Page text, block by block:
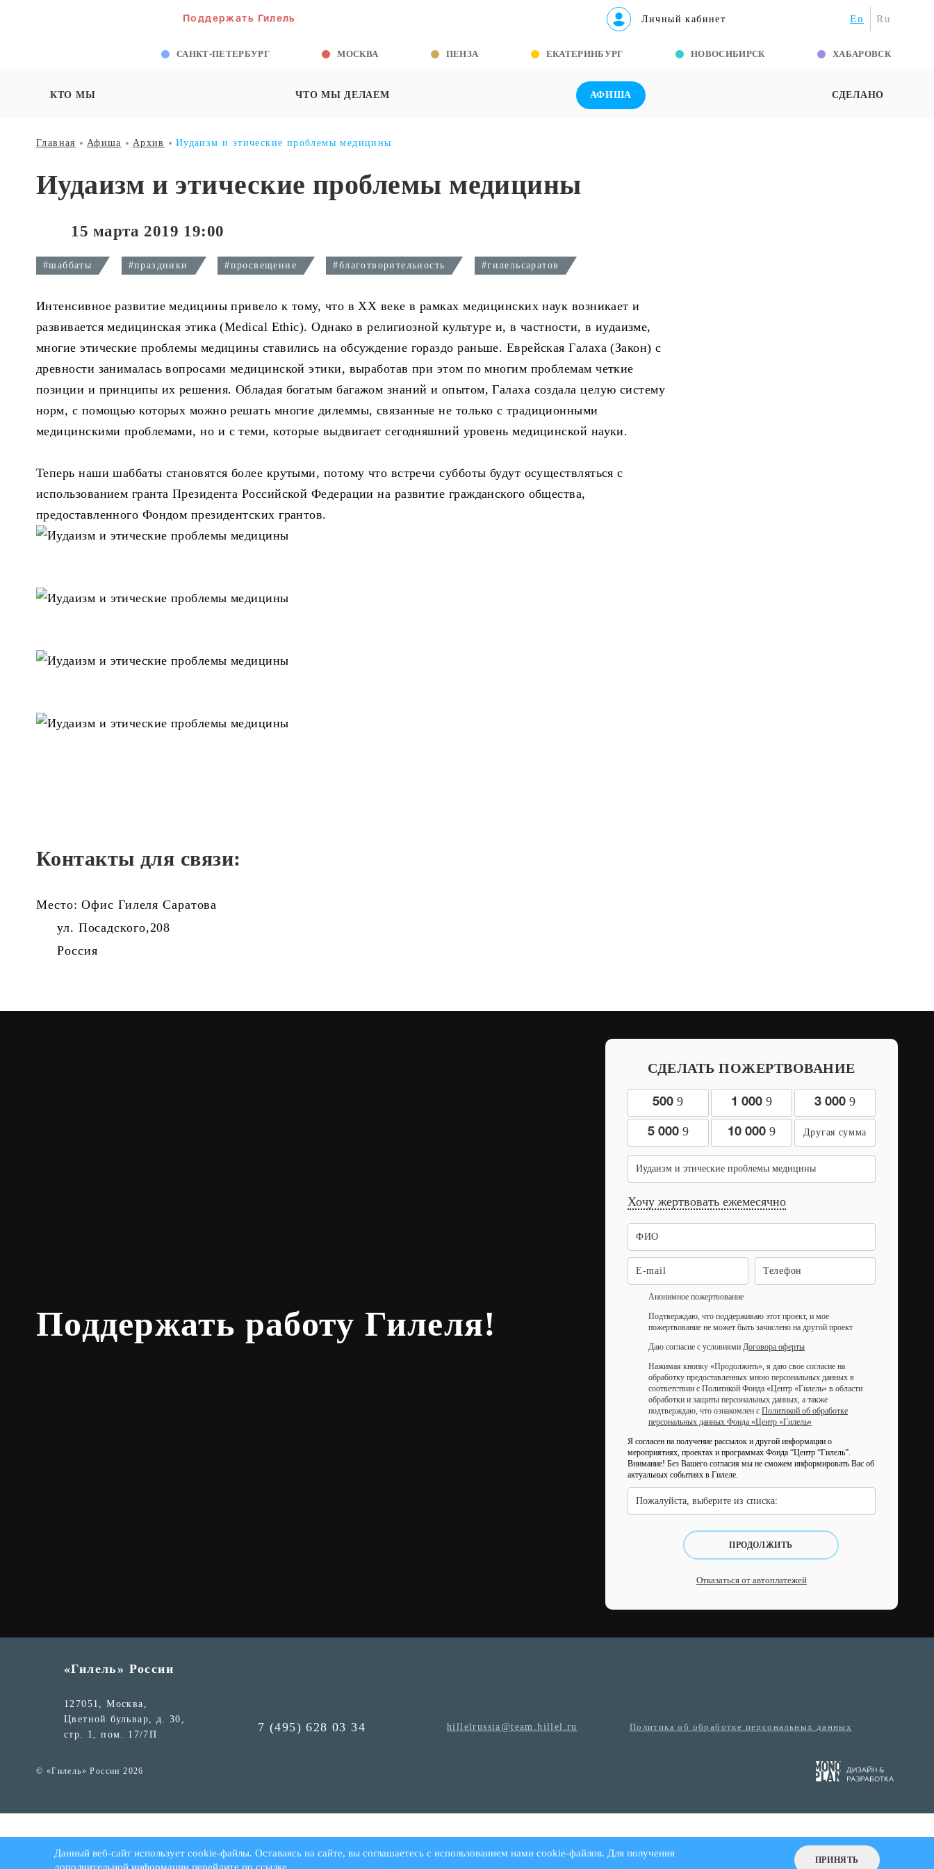
Поддержать Гилель Личный кабинет En Ru
САНКТ-ПЕТЕРБУРГ МОСКВА ПЕНЗА ЕКАТЕРИНБУРГ НОВОСИБИРСК ХАБАРОВСК
КТО МЫ ЧТО МЫ ДЕЛАЕМ АФИША СДЕЛАНО
Главная Афиша Архив Иудаизм и этические проблемы медицины
Иудаизм и этические проблемы медицины
15 марта 2019 19:00
#шаббаты #праздники #просвещение #благотворительность #гилельсаратов
Интенсивное развитие медицины привело к тому, что в ХХ веке в рамках медицинских наук возникает и
развивается медицинская этика (Medical Ethic). Однако в религиозной культуре и, в частности, в иудаизме,
многие этические проблемы медицины ставились на обсуждение гораздо раньше. Еврейская Галаха (Закон) с
древности занималась вопросами медицинской этики, выработав при этом по многим проблемам четкие
позиции и принципы их решения. Обладая богатым багажом знаний и опытом, Галаха создала целую систему
норм, с помощью которых можно решать многие дилеммы, связанные не только с традиционными
медицинскими проблемами, но и с теми, которые выдвигает сегодняшний уровень медицинской науки.
Теперь наши шаббаты становятся более крутыми, потому что встречи субботы будут осуществляться с
использованием гранта Президента Российской Федерации на развитие гражданского общества,
предоставленного Фондом президентских грантов.
Контакты для связи:
Место: Офис Гилеля Саратова
ул. Посадского,208
Россия
Поддержать работу Гилеля!
СДЕЛАТЬ ПОЖЕРТВОВАНИЕ
5009 1 000 9 3 000 9
5 000 9 10 000 9
Иудаизм и этические проблемы медицины
Хочу жертвовать ежемесячно
Анонимное пожертвование
Подтверждаю, что поддерживаю этот проект, и мое
пожертвование не может быть зачислено на другой проект
Даю согласие с условиями Договора оферты
Нажимая кнопку «Продолжить», я даю свое согласие на
обработку предоставленных мною персональных данных в
соответствии с Политикой Фонда «Центр «Гилель» в области
обработки и защиты персональных данных, а также
подтверждаю, что ознакомлен с Политикой об обработке
персональных данных Фонда «Центр «Гилель»
Я согласен на получение рассылок и другой информации о
мероприятиях, проектах и программах Фонда “Центр “Гилель”.
Внимание! Без Вашего согласия мы не сможем информировать Вас об
актуальных событиях в Гилеле.
Пожалуйста, выберите из списка:
ПРОДОЛЖИТЬ
Отказаться от автоплатежей
«Гилель» России
127051, Москва,
Цветной бульвар, д. 30,
стр. 1, пом. 17/7П
© «Гилель» России 2026
7 (495) 628 03 34 hillelrussia@team.hillel.ru Политика об обработке персональных данных
Данный веб-сайт использует cookie-файлы. Оставаясь на сайте, вы соглашаетесь с использованием нами cookie-файлов. Для получения
ПРИНЯТЬ